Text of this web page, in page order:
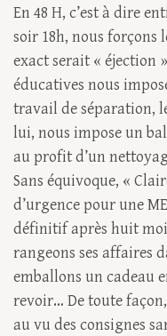
En 48 H, c’est à dire
soir 18h, nous forçons
exact serait « éjection
éducatives nous
travail de séparation,
lui, nous impose un
au profit d’un
Sans équivoque, «
d’urgence pour une
définitif après huit
rangeons ses affaires
emballons un cadeau
revoir… De toute
au vu des consignes